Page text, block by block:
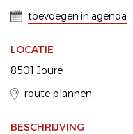
toevoegen in agenda
LOCATIE
8501 Joure
route plannen
BESCHRIJVING